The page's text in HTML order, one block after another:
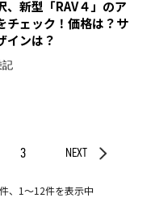
、新型「RAV４」のア
チェック！価格は？サ
インは？
記
3 NEXT
、1〜12件を表示中